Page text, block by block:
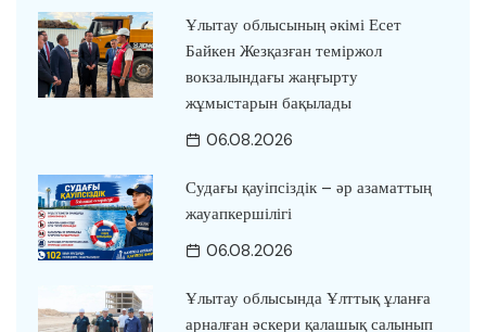
Ұлытау облысының әкімі Есет
Байкен Жезқазған теміржол
вокзалындағы жаңғырту
жұмыстарын бақылады
06.08.2026
Судағы қауіпсіздік – әр азаматтың
жауапкершілігі
06.08.2026
Ұлытау облысында Ұлттық ұланға
арналған әскери қалашық салынып